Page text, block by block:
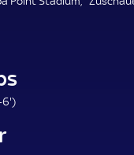
E
Imps
9
)